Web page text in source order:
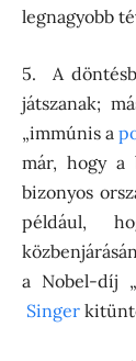
legnagyobb
5. A
játszanak;
„immúnis a
már, hogy a
bizonyos
például,
a Nobel-díj „
Singer